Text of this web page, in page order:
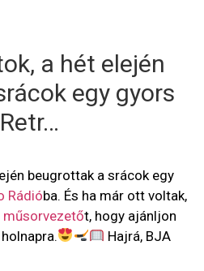
a hét elején
egy gyors
beugrottak a srácok egy
Rádióba. És ha már ott voltak,
műsorvezetőt, hogy ajánljon
Hajrá, BJA